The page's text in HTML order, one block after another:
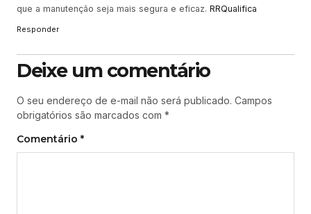
que a manutenção seja mais segura e eficaz. RRQualifica
Responder
Deixe um comentário
O seu endereço de e-mail não será publicado. Campos
obrigatórios são marcados com *
Comentário *